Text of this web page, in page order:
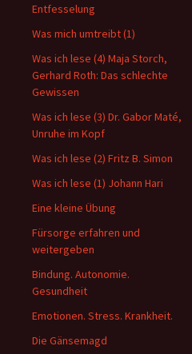
Entfesselung
Was mich umtreibt (1)
Was ich lese (4) Maja Storch,
Gerhard Roth: Das schlechte
Gewissen
Was ich lese (3) Dr. Gabor Maté,
Unruhe im Kopf
Was ich lese (2) Fritz B. Simon
Was ich lese (1) Johann Hari
Eine kleine Übung
Fürsorge erfahren und
weitergeben
Bindung. Autonomie.
Gesundheit
Emotionen. Stress. Krankheit.
Die Gänsemagd